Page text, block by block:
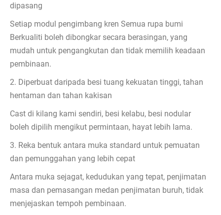
dipasang
Setiap modul pengimbang kren Semua rupa bumi
Berkualiti boleh dibongkar secara berasingan, yang
mudah untuk pengangkutan dan tidak memilih keadaan
pembinaan.
2. Diperbuat daripada besi tuang kekuatan tinggi, tahan
hentaman dan tahan kakisan
Cast di kilang kami sendiri, besi kelabu, besi nodular
boleh dipilih mengikut permintaan, hayat lebih lama.
3. Reka bentuk antara muka standard untuk pemuatan
dan pemunggahan yang lebih cepat
Antara muka sejagat, kedudukan yang tepat, penjimatan
masa dan pemasangan medan penjimatan buruh, tidak
menjejaskan tempoh pembinaan.